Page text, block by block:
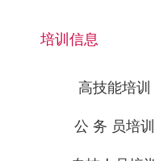
培训信息
高技能培训
公 务 员培训